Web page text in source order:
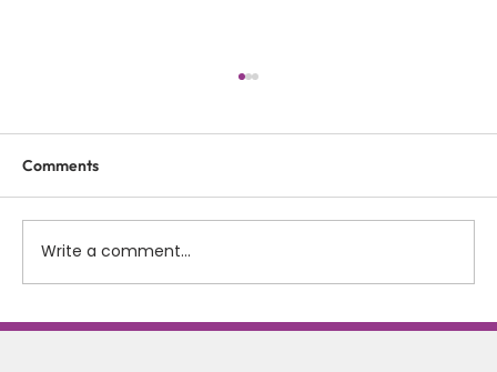
Scolioza la copii: rolul terapiei Schroth in
Comments
Write a comment...